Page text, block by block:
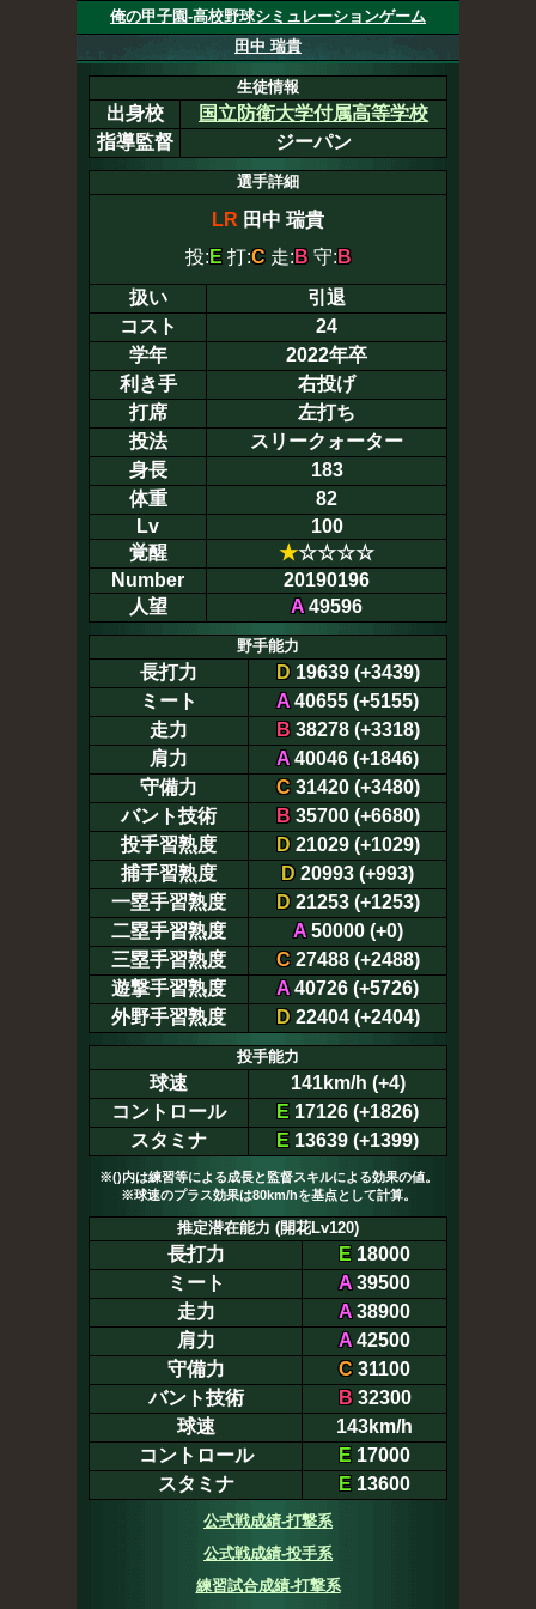
俺の甲子園-高校野球シミュレーションゲーム
田中 瑞貴
生徒情報
出身校
国立防衛大学付属高等学校
指導監督
ジーパン
選手詳細
LR 田中 瑞貴
投: E打:C走: B守: B
扱い
引退
コスト
24
学年
2022年卒
利き手
右投げ
打席
左打ち
投法
スリークォーター
身長
183
体重
82
Lv
100
覚醒
★☆☆☆☆
Number
20190196
人望
A49596
野手能力
長打力 D19639 (+3439)
ミート
A40655 (+5155)
走力
B38278 (+3318)
肩力
A40046 (+1846)
守備力
C31420 (+3480)
バント技術
B35700 (+6680)
投手習熟度
D21029 (+1029)
捕手習熟度
D 20993 (+993)
一塁手習熟度
D21253 (+1253)
二塁手習熟度
A50000 (+0)
三塁手習熟度
C27488 (+2488)
遊撃手習熟度
A40726 (+5726)
外野手習熟度
D22404 (+2404)
投手能力
球速
141km/h (+4)
コントロール
E 17126 (+1826)
スタミナ
E 13639 (+1399)
※()内は練習等による成長と監督スキルによる効果の値。
※球速のプラス効果は80km/hを基点として計算。
推定潜在能力 (開花Lv120)
長打力 E 18000
ミート
A39500
走力
A38900
肩力
A42500
守備力
C 31100
バント技術
B32300
球速
143km/h
コントロール
E 17000
スタミナ
E 13600
公式戦成績-打撃系
公式戦成績-投手系
練習試合成績-打撃系